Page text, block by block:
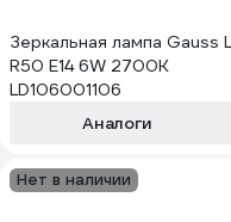
Зеркальная лампа Gauss
R50 E14 6W 2700K
LD106001106
Аналоги
Нет в наличии